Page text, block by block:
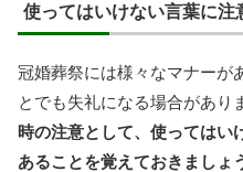
使ってはいけない言葉に注
冠婚葬祭には様々なマナーが
とでも失礼になる場合があり
時の注意として、使ってはい
あることを覚えておきましょ